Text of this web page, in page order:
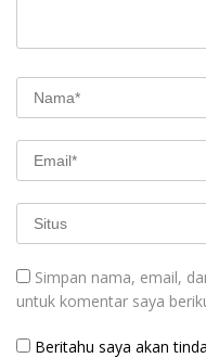
Simpan nama, email,
untuk komentar saya
Beritahu saya akan